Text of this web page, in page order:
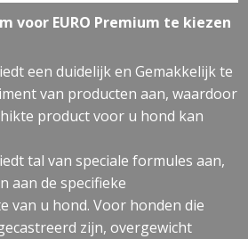
voor EURO Premium te kiezen
een duidelijk en Gemakkelijk te
van producten aan, waardoor
product voor u hond kan
tal van speciale formules aan,
aan de specifieke
van u hond. Voor honden die
zijn, overgewicht